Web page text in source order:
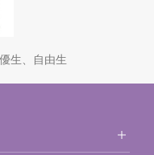
生、自由生